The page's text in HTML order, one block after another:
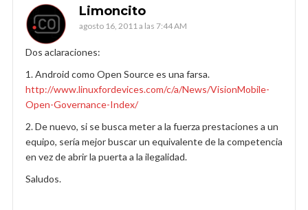
Limoncito
agosto 16, 2011 a las 7:44 AM
Dos aclaraciones:
1. Android como Open Source es una farsa.
http://www.linuxfordevices.com/c/a/News/VisionMobile-
Open-Governance-Index/
2. De nuevo, si se busca meter a la fuerza prestaciones a un
equipo, sería mejor buscar un equivalente de la competencia
en vez de abrir la puerta a la ilegalidad.
Saludos.